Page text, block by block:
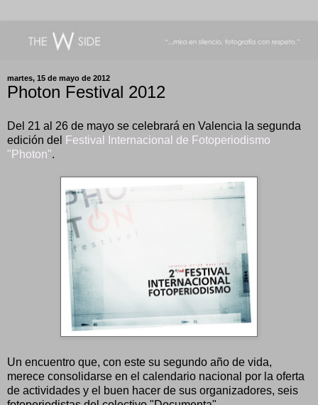
martes, 15 de mayo de 2012
Photon Festival 2012
Del 21 al 26 de mayo se celebrará en Valencia la segunda
edición del
Festival Internacional de Fotoperiodismo
"Photon".
Un encuentro que, con este su segundo año de vida,
merece consolidarse en el calendario nacional por la oferta
de actividades y el buen hacer de sus organizadores, seis